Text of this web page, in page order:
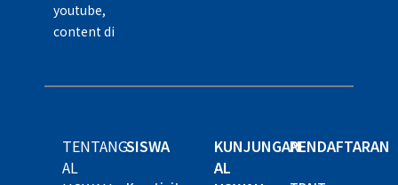
youtube,
content di
TENTANG
AL
SISWA
KUNJUNGAN
AL
PENDAFTARAN